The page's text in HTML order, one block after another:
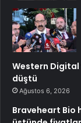
Western Digital
düştü
Ağustos 6, 2026
Braveheart Bio